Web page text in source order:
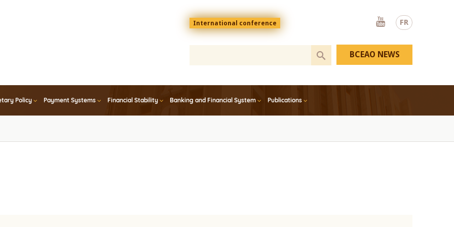
FR
Menu
top
En
International conference
Youtube
Policy Payment Systems Financial Stability Banking and Financial System Publications
BCEAO NEWS